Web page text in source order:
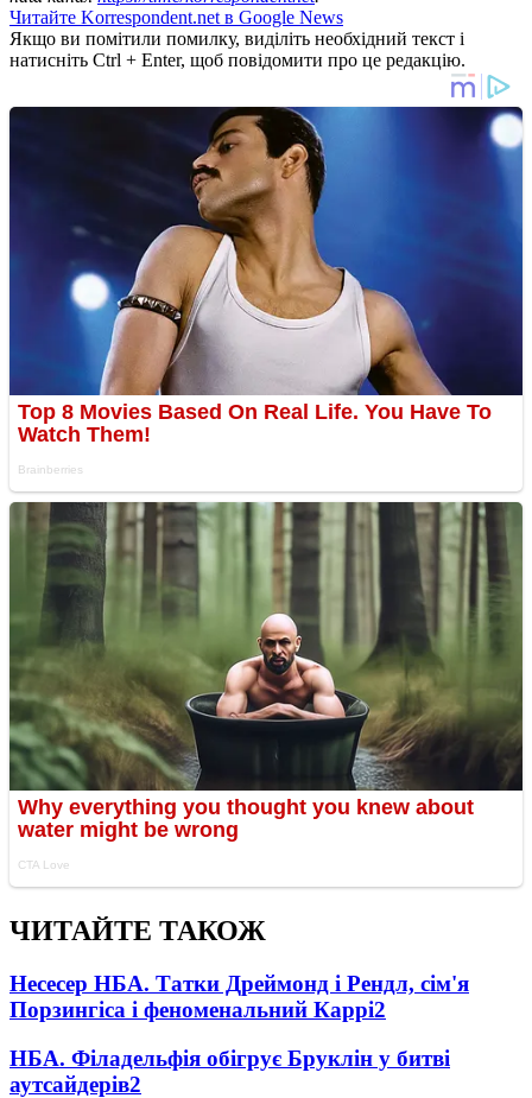
Читайте Korrespondent.net в Google News
Якщо ви помітили помилку, виділіть необхідний текст і
натисніть Ctrl + Enter, щоб повідомити про це редакцію.
ЧИТАЙТЕ ТАКОЖ
Несесер НБА. Татки Дреймонд і Рендл, сім'я
Порзингіса і феноменальний Каррі2
НБА. Філадельфія обігрує Бруклін у битві
аутсайдерів2